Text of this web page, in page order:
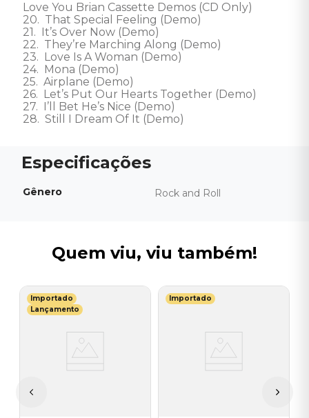
Love You Brian Cassette Demos (CD Only)
20.  That Special Feeling (Demo)
21.  It’s Over Now (Demo)
22.  They’re Marching Along (Demo)
23.  Love Is A Woman (Demo)
24.  Mona (Demo)
25.  Airplane (Demo)
26.  Let’s Put Our Hearts Together (Demo)
27.  I’ll Bet He’s Nice (Demo)
28.  Still I Dream Of It (Demo)
Gênero Rock and Roll
Quem viu, viu também!
Importado
Lançamento
Importado